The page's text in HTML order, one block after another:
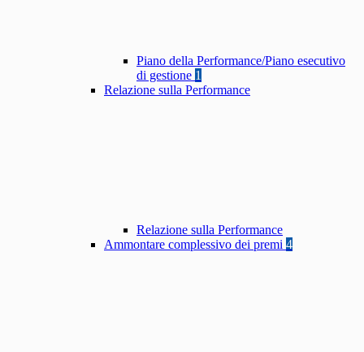
Piano della Performance/Piano esecutivo
di gestione 1
Relazione sulla Performance
Relazione sulla Performance
Ammontare complessivo dei premi 4